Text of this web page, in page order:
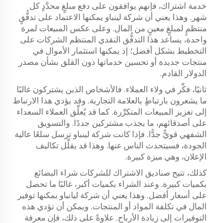
خدمة اشتراك، فإنهم يوافقون على دفع مبلغٍ محدَّدٍ كل
شهر. وهذا يعني أن شركة لينباو يمكنها الاعتماد على تدفُّقٍ
منتظمٍ لمبلغٍ معينٍ من المال. وعلى عكس المبيعات لمرة
واحدة، يساعد هذا التدفُّق النقدي المنتظم الشركات على
التخطيط بشكل أفضل؛ إذ يمكنها استثمار الأموال في
منتجات جديدة أو تحسين خدماتها دون القلق بشأن مصدر
الدولار القادم.
ثانيًا، فكِّر في ولاء العملاء. فالأشخاص الذين يشتركون غالبًا
ما يشعرون بارتباطٍ بالعلامة التجارية. وقد يؤدي هذا الارتباط
إلى تعزيز المبيعات المتكرِّرة. كما قد يُعلِّق العملاء السعداء
على أصدقائهم، ما يجذب مشتركين جددًا. والتسويق
الشفهي قويٌّ جدًّا. فإذا كانت شركة لينباو ترسل سلعًا عالية
الجودة، فسيتحدث الناس عنها. وهذا قد يقلِّل تكاليف
الإعلان، وهي ميزة كبيرة.
كذلك، تتيح صناديق الاشتراك للشركات شراء البضائع
بكميات كبيرة. وعند الشراء بكميات أكبر، غالبًا ما تحصل
على أسعار أفضل. وهذا يعني أن شركة ليانباو يمكنها توفير
المال في تكلفة المواد أو المنتجات. ويمكن أن تؤدي هذه
التوفيرات إلى زيادة الأرباح. علاوةً على ذلك، فإن معرفة